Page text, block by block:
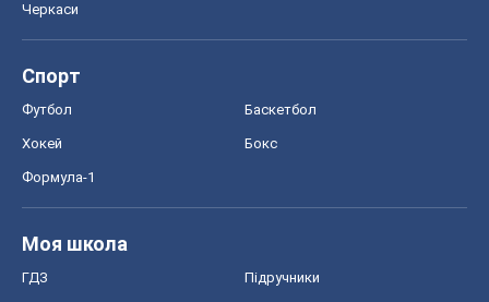
Черкаси
Спорт
Футбол Баскетбол
Хокей Бокс
Формула-1
Моя школа
ГДЗ Підручники